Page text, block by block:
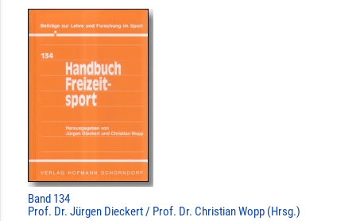
Band 134
Prof. Dr. Jürgen Dieckert / Prof. Dr. Christian Wopp (Hrsg.)